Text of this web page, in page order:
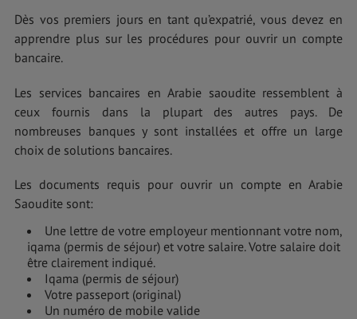
Dès vos premiers jours en tant qu’expatrié, vous devez en
apprendre plus sur les procédures pour ouvrir un compte
bancaire.
Les services bancaires en Arabie saoudite ressemblent à
ceux fournis dans la plupart des autres pays. De
nombreuses banques y sont installées et offre un large
choix de solutions bancaires.
Les documents requis pour ouvrir un compte en Arabie
Saoudite sont:
Une lettre de votre employeur mentionnant votre nom,
iqama (permis de séjour) et votre salaire. Votre salaire doit
être clairement indiqué.
Iqama (permis de séjour)
Votre passeport (original)
Un numéro de mobile valide